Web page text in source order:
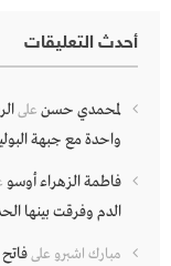
أحدث التعليقات
لمحمدي حسن على
واحدة مع جبهة
فاطمة الزهراء أوسو
الدم وفرقت بينها
مبارك اشبرو على